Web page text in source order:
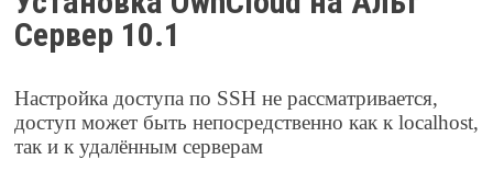
Сервер 10.1
Настройка доступа по SSH не рассматривается,
доступ может быть непосредственно как к localhost,
так и к удалённым серверам